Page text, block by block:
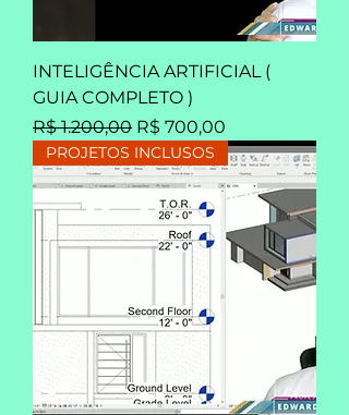
INTELIGÊNCIA ARTIFICIAL (
GUIA COMPLETO )
Preço normal
R$ 1.200,00 Preço promocional
R$ 700,00
PROJETOS INCLUSOS